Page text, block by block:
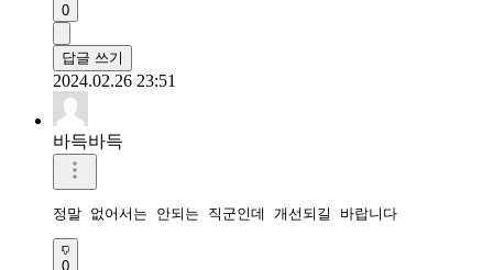
0
답글 쓰기
2024.02.26 23:51
바득바득
정말 없어서는 안되는 직군인데 개선되길 바랍니다
0